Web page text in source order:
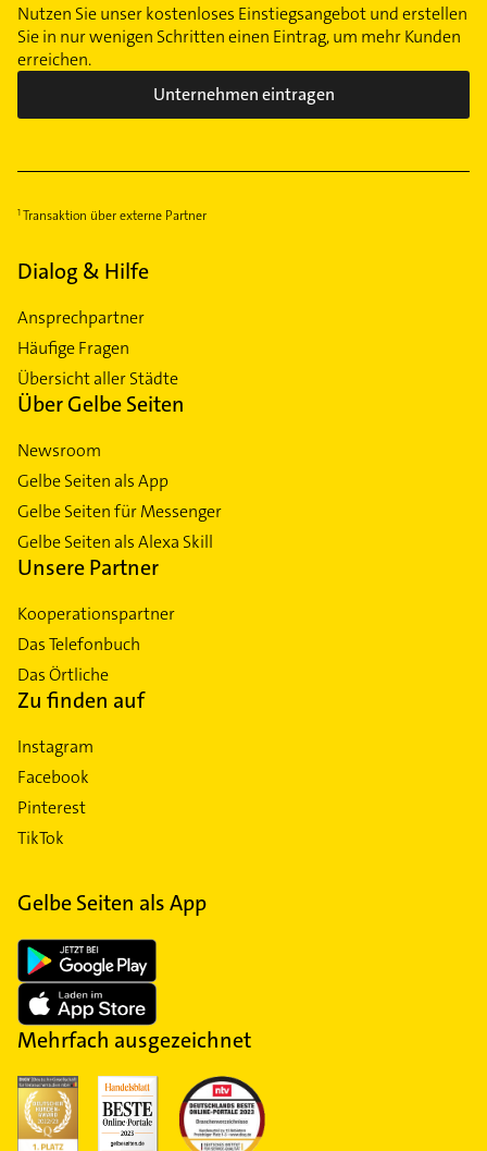
Nutzen Sie unser kostenloses Einstiegsangebot und erstellen
Sie in nur wenigen Schritten einen Eintrag, um mehr Kunden
erreichen.
Unternehmen eintragen
Transaktion über externe Partner
Dialog & Hilfe
Ansprechpartner
Häufige Fragen
Übersicht aller Städte
Über Gelbe Seiten
Newsroom
Gelbe Seiten als App
Gelbe Seiten für Messenger
Gelbe Seiten als Alexa Skill
Unsere Partner
Kooperationspartner
Das Telefonbuch
Das Örtliche
Zu finden auf
Instagram
Facebook
Pinterest
TikTok
Gelbe Seiten als App
Mehrfach ausgezeichnet